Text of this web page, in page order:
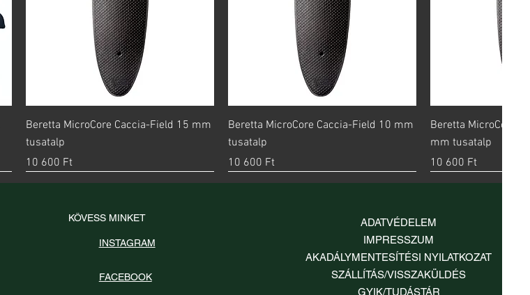
Gyorsnézet
Beretta MicroCore Caccia-Field 15 mm
tusatalp
Ár
10 600 Ft
Gyorsnézet
Beretta MicroCore Caccia-Field 10 mm
tusatalp
Ár
10 600 Ft
Beretta MicroCore
mm tusatalp
Ár
10 600 Ft
ADATVÉDELEM
IMPRESSZUM
AKADÁLYMENTESÍTÉSI NYILATKOZAT
SZÁLLÍTÁS/VISSZAKÜLDÉS
GYIK/TUDÁSTÁR
KÖVESS MINKET
INSTAGRAM
FACEBOOK